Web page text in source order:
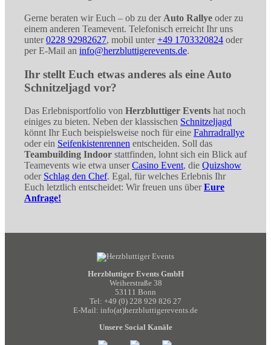
Gerne beraten wir Euch – ob zu der Auto Rallye oder zu
einem anderen Teamevent. Telefonisch erreicht Ihr uns
unter0228 92982627, mobil unter+49 1703320824 oder
per E-Mail an info@herzbluttigerevents.de.
Ihr stellt Euch etwas anderes als eine Auto
Schnitzeljagd vor?
Das Erlebnisportfolio von Herzbluttiger Events hat noch
einiges zu bieten. Neben der klassischen Schnitzeljagd
könnt Ihr Euch beispielsweise noch für eine Fahrradrallye
oder ein Seifenkistenrennen entscheiden. Soll das
Teambuilding Indoor stattfinden, lohnt sich ein Blick auf
Teamevents wie etwa unserCasino Event, die Quizshow
oder Schlag den Chef. Egal, für welches Erlebnis Ihr
Euch letztlich entscheidet: Wir freuen uns überEure
Anfrage!
Herzbluttiger Events GmbH
Weiherstraße 38
53111 Bonn
Tel: +49 (0) 228 929 826 27
E-Mail: info(at)herzbluttigerevents.de
Unsere Social Kanäle